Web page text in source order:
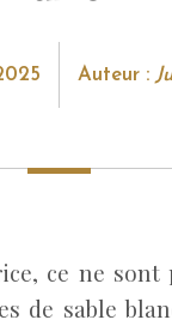
Auteur :
ce ne
de sable